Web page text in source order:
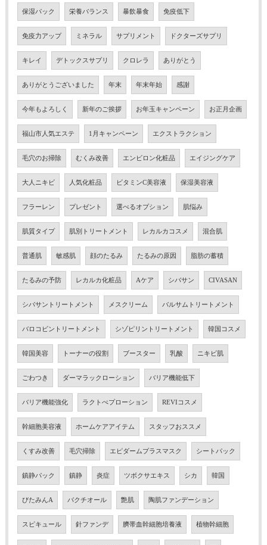
保湿パック 栄養バランス 暴飲暴食 免疫低下
免疫力アップ ミネラル サプリメント ドクターズサプリ
キレイ デトックスサプリ クロレラ ありがとう
ありがとうございました 年末 年末年始 感謝
今年もよろしく 新年のご挨拶 お年玉キャンペーン お正月企画
福山市人気エステ 1月キャンペーン エクストラクション
毛穴のお掃除 むくみ改善 エンビロン化粧品 エイジングケア
大人ニキビ 人気化粧品 ビタミンC美容液 保湿美容液
フラーレン プレゼント 選べるオプション 肌悩み
肌質タイプ 肌別トリートメント レカルカコスメ 混合肌
普通肌 敏感肌 顔のたるみ たるみの原因 脂肪の蓄積
たるみの予防 レカルカ化粧品 Aケア シバサン CIVASAN
シバサントリートメント メスクリーム バルサムトリートメント
バロコビントリートメント シゾピリントリートメント 韓国コスメ
韓国美容 トーナーの役割 ブースター 乳酸 ニキビ肌
ごわつき ダーマラックローション バリア機能低下
バリア機能強化 ラクトぺプローション REVIコスメ
幹細胞美容液 ホームケアアイテム スタッフおススメ
くすみ改善 毛穴掃除 エピダームプラスマスク シートパック
鎮静パック 鎮静 炎症 ツボクサエキス シカ 韓国
びたみんA バクチオール 艶肌 陶肌ファンデーション
スピキュール 針ファンデ 臍帯血幹細胞培養液 植物幹細胞